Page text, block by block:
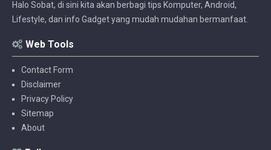
Halo Sobat, di sini kita akan berbagi tips Komputer, Android,
Lifestyle, dan info Gadget yang mudah mudahan bermanfaat.
Web Tools
Contact Form
Disclaimer
Privacy Policy
Sitemap
About